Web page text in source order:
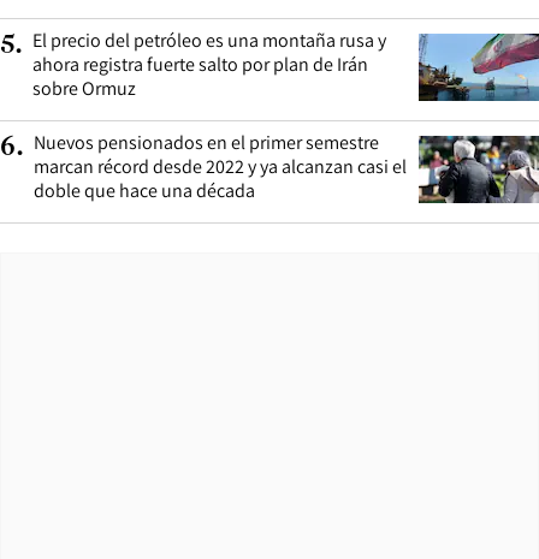
5. El precio del petróleo es una montaña rusa y
ahora registra fuerte salto por plan de Irán
sobre Ormuz
6. Nuevos pensionados en el primer semestre
marcan récord desde 2022 y ya alcanzan casi el
doble que hace una década